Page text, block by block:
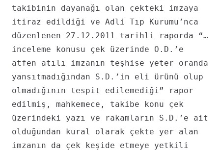
takibinin dayanağı olan çekteki imzaya
itiraz edildiği ve Adli Tıp Kurumu’nca
düzenlenen 27.12.2011 tarihli raporda “…
inceleme konusu çek üzerinde O.D.’e
atfen atılı imzanın teşhise yeter oranda
yansıtmadığından S.D.’in eli ürünü olup
olmadığının tespit edilemediği” rapor
edilmiş, mahkemece, takibe konu çek
üzerindeki yazı ve rakamların S.D.’e ait
olduğundan kural olarak çekte yer alan
imzanın da çek keşide etmeye yetkili